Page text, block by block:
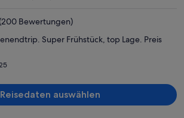
Person
Bewertungen)
Super Frühstück, top Lage. Preis
Reisedaten auswählen